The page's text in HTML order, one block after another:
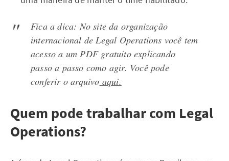
Fica a dica: No site da organização
internacional de Legal Operations você tem
acesso a um PDF gratuito explicando
passo a passo como agir. Você pode
conferir o arquivo aqui.
Quem pode trabalhar com Legal
Operations?